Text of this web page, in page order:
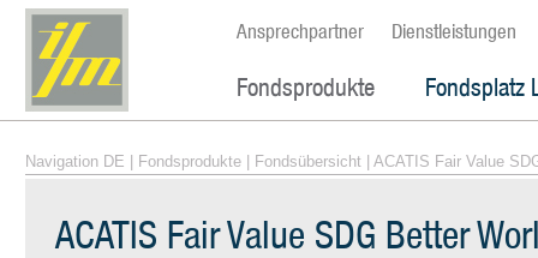
Ansprechpartner Dienstleistungen
Fondsprodukte Fondsplatz
Navigation DE Fondsprodukte Fondsübersicht | ACATIS Fair Value
ACATIS Fair Value SDG Better